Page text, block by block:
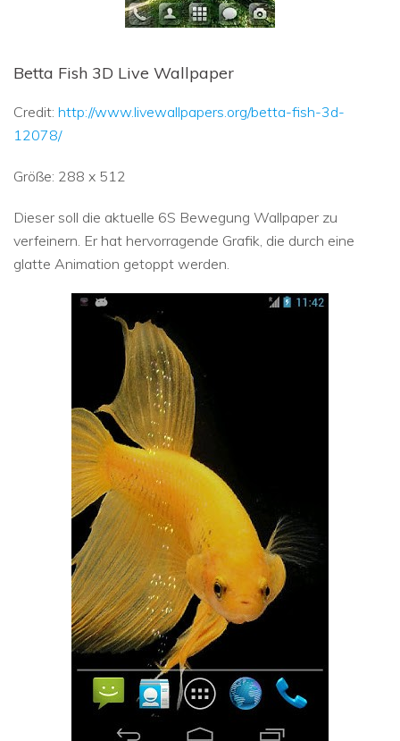
Betta Fish 3D Live Wallpaper
Credit: http://www.livewallpapers.org/betta-fish-3d-
12078/
Größe: 288 x 512
Dieser soll die aktuelle 6S Bewegung Wallpaper zu
verfeinern. Er hat hervorragende Grafik, die durch eine
glatte Animation getoppt werden.